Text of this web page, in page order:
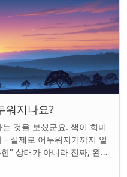
워지나요?
것을 보셨군요. 색이 희미
실제로 어두워지기까지 얼
" 상태가 아니라 진짜, 완전